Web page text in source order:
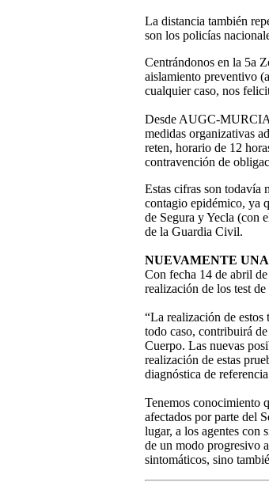
La distancia también
son los policías
Centrándonos en la 5a
aislamiento preventivo
cualquier caso, nos
Desde AUGC-MURCIA
medidas organizativas
reten, horario de 12
contravención de
Estas cifras son todavía
contagio epidémico, ya
de Segura y Yecla (con
de la Guardia Civil.
NUEVAMENTE
Con fecha 14 de abril
realización de los test
“La realización de estos
todo caso, contribuirá
Cuerpo. Las nuevas
realización de estas
diagnóstica de referencia
Tenemos conocimiento
afectados por parte del
lugar, a los agentes con
de un modo progresivo
sintomáticos, sino